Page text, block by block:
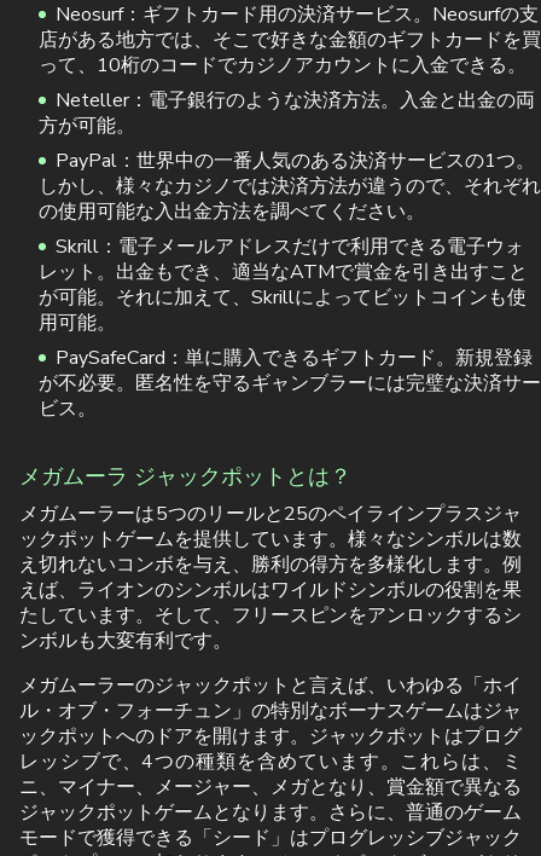
Neosurf：ギフトカード用の決済サービス。Neosurfの支
店がある地方では、そこで好きな金額のギフトカードを買
って、10桁のコードでカジノアカウントに入金できる。
Neteller：電子銀行のような決済方法。入金と出金の両
方が可能。
PayPal：世界中の一番人気のある決済サービスの1つ。
しかし、様々なカジノでは決済方法が違うので、それぞれ
の使用可能な入出金方法を調べてください。
Skrill：電子メールアドレスだけで利用できる電子ウォ
レット。出金もでき、適当なATMで賞金を引き出すこと
が可能。それに加えて、Skrillによってビットコインも使
用可能。
PaySafeCard：単に購入できるギフトカード。新規登録
が不必要。匿名性を守るギャンブラーには完璧な決済サー
ビス。
メガムーラ ジャックポットとは？
メガムーラーは5つのリールと25のペイラインプラスジャ
ックポットゲームを提供しています。様々なシンボルは数
え切れないコンボを与え、勝利の得方を多様化します。例
えば、ライオンのシンボルはワイルドシンボルの役割を果
たしています。そして、フリースピンをアンロックするシ
ンボルも大変有利です。
メガムーラーのジャックポットと言えば、いわゆる「ホイ
ル・オブ・フォーチュン」の特別なボーナスゲームはジャ
ックポットへのドアを開けます。ジャックポットはプログ
レッシブで、4つの種類を含めています。これらは、ミ
ニ、マイナー、メージャー、メガとなり、賞金額で異なる
ジャックポットゲームとなります。さらに、普通のゲーム
モードで獲得できる「シード」はプログレッシブジャック